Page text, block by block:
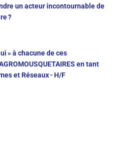
un acteur incontournable de
?
» à chacune de ces
en tant
et Réseaux - H/F